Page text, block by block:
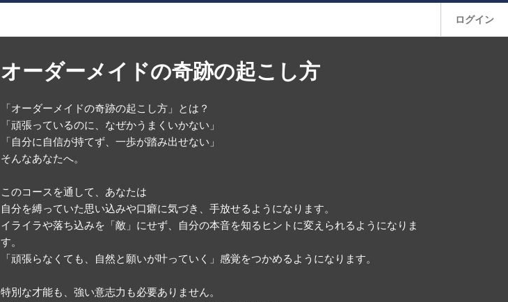
ログイン
オーダーメイドの奇跡の起こし方
「オーダーメイドの奇跡の起こし方」とは？
「頑張っているのに、なぜかうまくいかない」
「自分に自信が持てず、一歩が踏み出せない」
そんなあなたへ。
このコースを通して、あなたは
自分を縛っていた思い込みや口癖に気づき、手放せるようになります。
イライラや落ち込みを「敵」にせず、自分の本音を知るヒントに変えられるようになりま
す。
「頑張らなくても、自然と願いが叶っていく」感覚をつかめるようになります。
特別な才能も、強い意志力も必要ありません。